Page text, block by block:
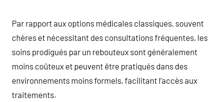
Par rapport aux options médicales classiques, souvent
chères et nécessitant des consultations fréquentes, les
soins prodigués par un rebouteux sont généralement
moins coûteux et peuvent être pratiqués dans des
environnements moins formels, facilitant l’accès aux
traitements.